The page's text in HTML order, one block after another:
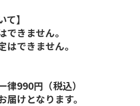
て】
きません。
できません。
律990円（税込）
けとなります。